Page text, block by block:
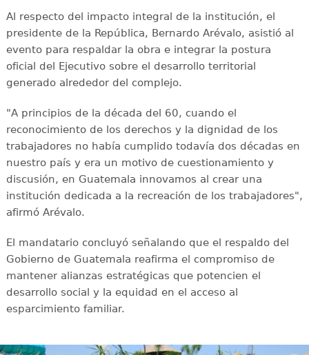
Al respecto del impacto integral de la institución, el
presidente de la República, Bernardo Arévalo, asistió al
evento para respaldar la obra e integrar la postura
oficial del Ejecutivo sobre el desarrollo territorial
generado alrededor del complejo.
"A principios de la década del 60, cuando el
reconocimiento de los derechos y la dignidad de los
trabajadores no había cumplido todavía dos décadas en
nuestro país y era un motivo de cuestionamiento y
discusión, en Guatemala innovamos al crear una
institución dedicada a la recreación de los trabajadores",
afirmó Arévalo.
El mandatario concluyó señalando que el respaldo del
Gobierno de Guatemala reafirma el compromiso de
mantener alianzas estratégicas que potencien el
desarrollo social y la equidad en el acceso al
esparcimiento familiar.